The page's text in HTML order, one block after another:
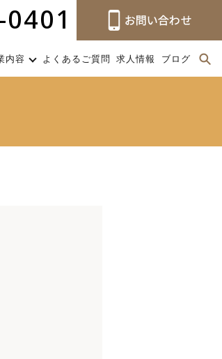
内容 よくあるご質問 求人情報 ブログ